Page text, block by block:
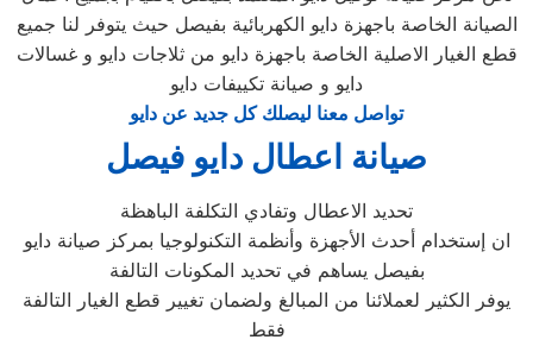
الصيانة الخاصة باجهزة دايو الكهربائية بفيصل حيث يتوفر لنا جميع
قطع الغيار الاصلية الخاصة باجهزة دايو من ثلاجات دايو و غسالات
دايو و صيانة تكييفات دايو
تواصل معنا ليصلك كل جديد عن دايو
صيانة اعطال دايو فيصل
تحديد الاعطال وتفادي التكلفة الباهظة
ان إستخدام أحدث الأجهزة وأنظمة التكنولوجيا بمركز صيانة دايو
بفيصل يساهم في تحديد المكونات التالفة
يوفر الكثير لعملائنا من المبالغ ولضمان تغيير قطع الغيار التالفة
فقط